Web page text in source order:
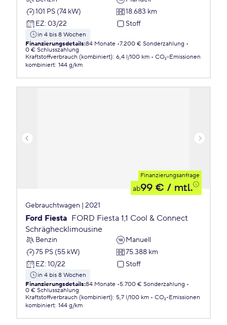
101 PS (74 kW)
18.683 km
EZ: 03/22 Stoff
in 4 bis 8 Wochen
Finanzierungsdetails:84 Monate 7.200 € Sonderzahlung
0 € Schlusszahlung
Kraftstoffverbrauch (kombiniert): 6,4 l/100 km
CO₂-Emissionen
kombiniert: 144 g/km
Finanzierungsanfrage
ab99 € / mtl.
Gebrauchtwagen | 2021
Ford Fiesta FORD Fiesta 1,1 Cool & Connect
Schräghecklimousine
Benzin
Manuell
75 PS (55 kW)
75.388 km
EZ: 10/22 Stoff
in 4 bis 8 Wochen
Finanzierungsdetails:84 Monate 5.700 € Sonderzahlung
0 € Schlusszahlung
Kraftstoffverbrauch (kombiniert): 5,7 l/100 km
CO₂-Emissionen
kombiniert: 144 g/km